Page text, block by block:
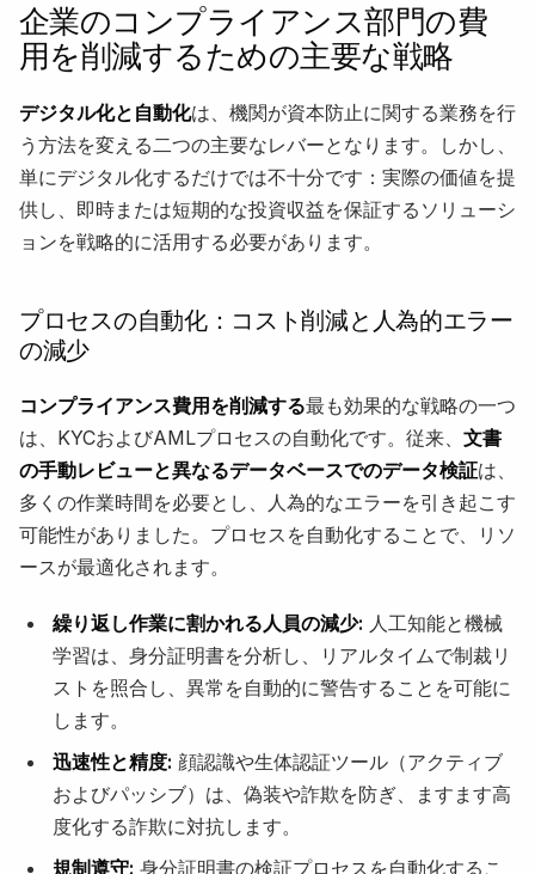
企業のコンプライアンス部門の費
用を削減するための主要な戦略
デジタル化と自動化は、機関が資本防止に関する業務を行
う方法を変える二つの主要なレバーとなります。しかし、
単にデジタル化するだけでは不十分です：実際の価値を提
供し、即時または短期的な投資収益を保証するソリューシ
ョンを戦略的に活用する必要があります。
プロセスの自動化：コスト削減と人為的エラー
の減少
コンプライアンス費用を削減する最も効果的な戦略の一つ
は、KYCおよびAMLプロセスの自動化です。従来、 文書
の手動レビューと異なるデータベースでのデータ検証は、
多くの作業時間を必要とし、人為的なエラーを引き起こす
可能性がありました。プロセスを自動化することで、リソ
ースが最適化されます。
繰り返し作業に割かれる人員の減少: 人工知能と機械
学習は、身分証明書を分析し、リアルタイムで制裁リ
ストを照合し、異常を自動的に警告することを可能に
します。
迅速性と精度: 顔認識や生体認証ツール（アクティブ
およびパッシブ）は、偽装や詐欺を防ぎ、ますます高
度化する詐欺に対抗します。
規制遵守: 身分証明書の検証プロセスを自動化するこ